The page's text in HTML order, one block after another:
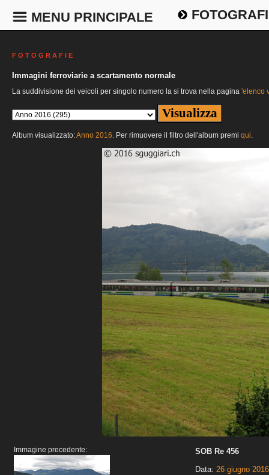
MENU PRINCIPALE
F O T O G R A F I E
Immagini ferroviarie a scartamento normale
La suddivisione dei veicoli per singolo numero la si trova nella pagina 'elenco
Album visualizzato:Anno 2016. Per rimuovere il filtro dell'album premi qui.
Immagine precedente:
SOB Re 456
Data: 26 giugno 2016